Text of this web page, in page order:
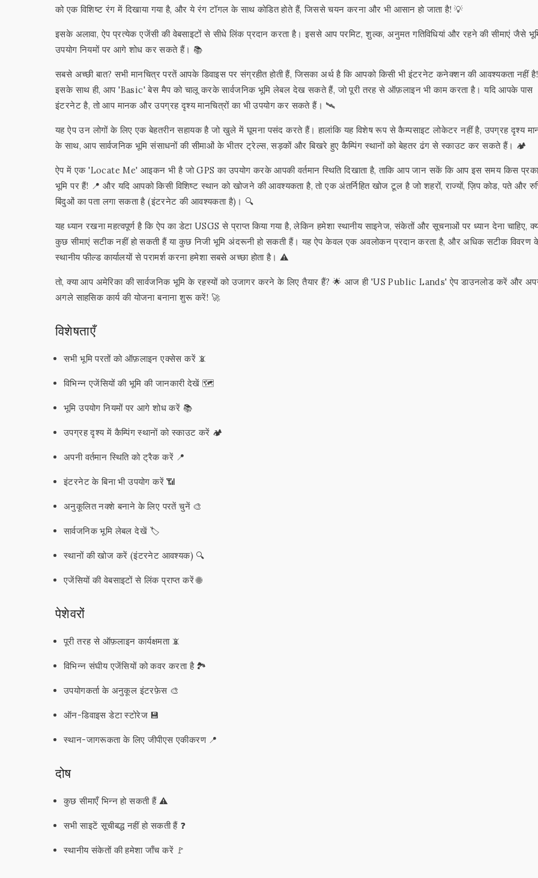
को एक विशिष्ट रंग में दिखाया गया है, और ये रंग टॉगल के साथ कोडित होते हैं, जिससे चयन करना और भी आसान हो जाता है! 💡
इसके अलावा, ऐप प्रत्येक एजेंसी की वेबसाइटों से सीधे लिंक प्रदान करता है। इससे आप परमिट, शुल्क, अनुमत गतिविधियां और रहने की सीमाएं जैसे
उपयोग नियमों पर आगे शोध कर सकते हैं। 📚
सबसे अच्छी बात? सभी मानचित्र परतें आपके डिवाइस पर संग्रहीत होती हैं, जिसका अर्थ है कि आपको किसी भी इंटरनेट कनेक्शन की आवश्यकता नहीं
इसके साथ ही, आप 'Basic' बेस मैप को चालू करके सार्वजनिक भूमि लेबल देख सकते हैं, जो पूरी तरह से ऑफ़लाइन भी काम करता है। यदि आपके पास
इंटरनेट है, तो आप मानक और उपग्रह दृश्य मानचित्रों का भी उपयोग कर सकते हैं। 🛰️
यह ऐप उन लोगों के लिए एक बेहतरीन सहायक है जो खुले में घूमना पसंद करते हैं। हालांकि यह विशेष रूप से कैम्पसाइट लोकेटर नहीं है, उपग्रह दृश्य
के साथ, आप सार्वजनिक भूमि संसाधनों की सीमाओं के भीतर ट्रेल्स, सड़कों और बिखरे हुए कैम्पिंग स्थानों को बेहतर ढंग से स्काउट कर सकते हैं। 🏕️
ऐप में एक 'Locate Me' आइकन भी है जो GPS का उपयोग करके आपकी वर्तमान स्थिति दिखाता है, ताकि आप जान सकें कि आप इस समय किस
भूमि पर हैं! 📍 और यदि आपको किसी विशिष्ट स्थान को खोजने की आवश्यकता है, तो एक अंतर्निहित खोज टूल है जो शहरों, राज्यों, ज़िप कोड, पते और
बिंदुओं का पता लगा सकता है (इंटरनेट की आवश्यकता है)। 🔍
यह ध्यान रखना महत्वपूर्ण है कि ऐप का डेटा USGS से प्राप्त किया गया है, लेकिन हमेशा स्थानीय साइनेज, संकेतों और सूचनाओं पर ध्यान देना चाहिए,
कुछ सीमाएं सटीक नहीं हो सकती हैं या कुछ निजी भूमि अंदरूनी हो सकती हैं। यह ऐप केवल एक अवलोकन प्रदान करता है, और अधिक सटीक विवरण
स्थानीय फील्ड कार्यालयों से परामर्श करना हमेशा सबसे अच्छा होता है। ⚠️
तो, क्या आप अमेरिका की सार्वजनिक भूमि के रहस्यों को उजागर करने के लिए तैयार हैं? 🌟 आज ही 'US Public Lands' ऐप डाउनलोड करें और
अगले साहसिक कार्य की योजना बनाना शुरू करें! 🚀
विशेषताएँ
सभी भूमि परतों को ऑफ़लाइन एक्सेस करें 📵
विभिन्न एजेंसियों की भूमि की जानकारी देखें 🗺️
भूमि उपयोग नियमों पर आगे शोध करें 📚
उपग्रह दृश्य में कैम्पिंग स्थानों को स्काउट करें 🏕️
अपनी वर्तमान स्थिति को ट्रैक करें 📍
इंटरनेट के बिना भी उपयोग करें 📶
अनुकूलित नक्शे बनाने के लिए परतें चुनें 🎨
सार्वजनिक भूमि लेबल देखें 🏷️
स्थानों की खोज करें (इंटरनेट आवश्यक) 🔍
एजेंसियों की वेबसाइटों से लिंक प्राप्त करें 🌐
पेशेवरों
पूरी तरह से ऑफ़लाइन कार्यक्षमता 📵
विभिन्न संघीय एजेंसियों को कवर करता है 🏞️
उपयोगकर्ता के अनुकूल इंटरफ़ेस 🎨
ऑन-डिवाइस डेटा स्टोरेज 💾
स्थान-जागरूकता के लिए जीपीएस एकीकरण 📍
दोष
कुछ सीमाएँ भिन्न हो सकती हैं ⚠️
सभी साइटें सूचीबद्ध नहीं हो सकती हैं ❓
स्थानीय संकेतों की हमेशा जाँच करें 🚩